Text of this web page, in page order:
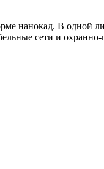
нанокад. В одной
сети и